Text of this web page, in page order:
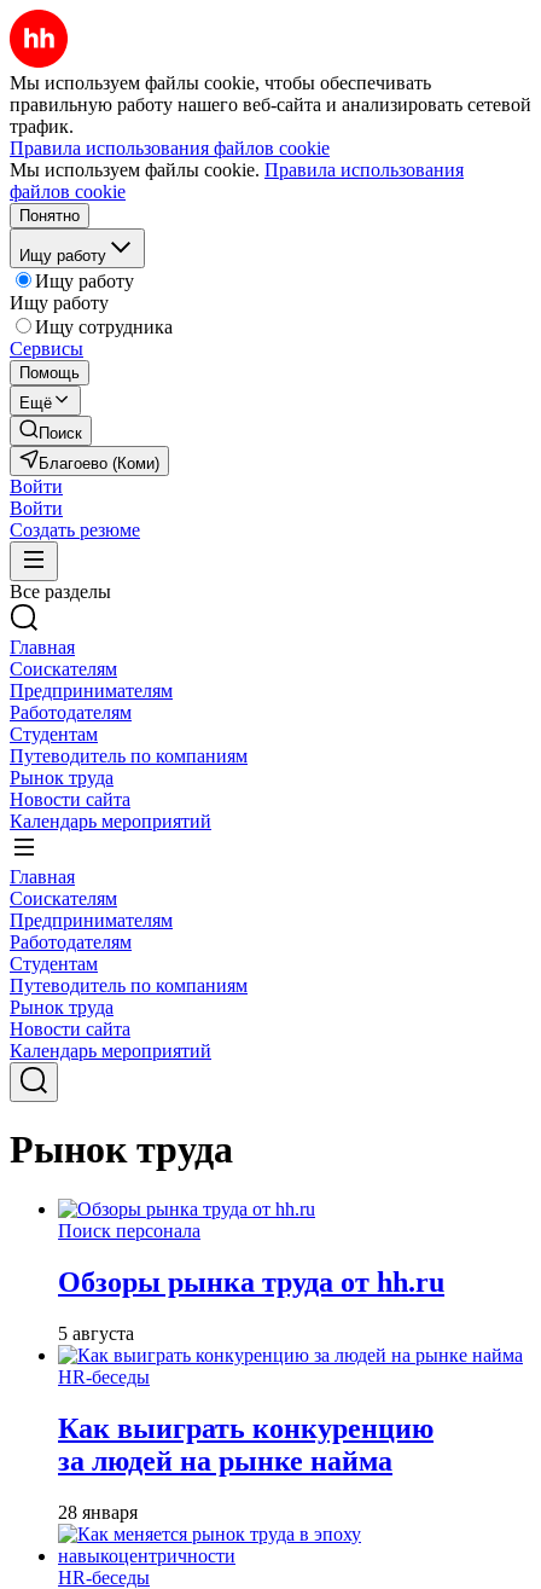
Мы используем файлы cookie, чтобы обеспечивать
правильную работу нашего веб-сайта и анализировать сетевой
трафик.
Правила использования файлов cookie
Мы используем файлы cookie. Правила использования
файлов cookie
Понятно
Ищу работу
Ищу работу
Ищу работу
Ищу сотрудника
Сервисы
Помощь
Ещё
Поиск
Благоево (Коми)
Войти
Войти
Создать резюме
Все разделы
Главная
Соискателям
Предпринимателям
Работодателям
Студентам
Путеводитель по компаниям
Рынок труда
Новости сайта
Календарь мероприятий
Главная
Соискателям
Предпринимателям
Работодателям
Студентам
Путеводитель по компаниям
Рынок труда
Новости сайта
Календарь мероприятий
Рынок труда
Поиск персонала
Обзоры рынка труда от hh.ru
5 августа
HR-беседы
Как выиграть конкуренцию
за людей на рынке найма
28 января
HR-беседы